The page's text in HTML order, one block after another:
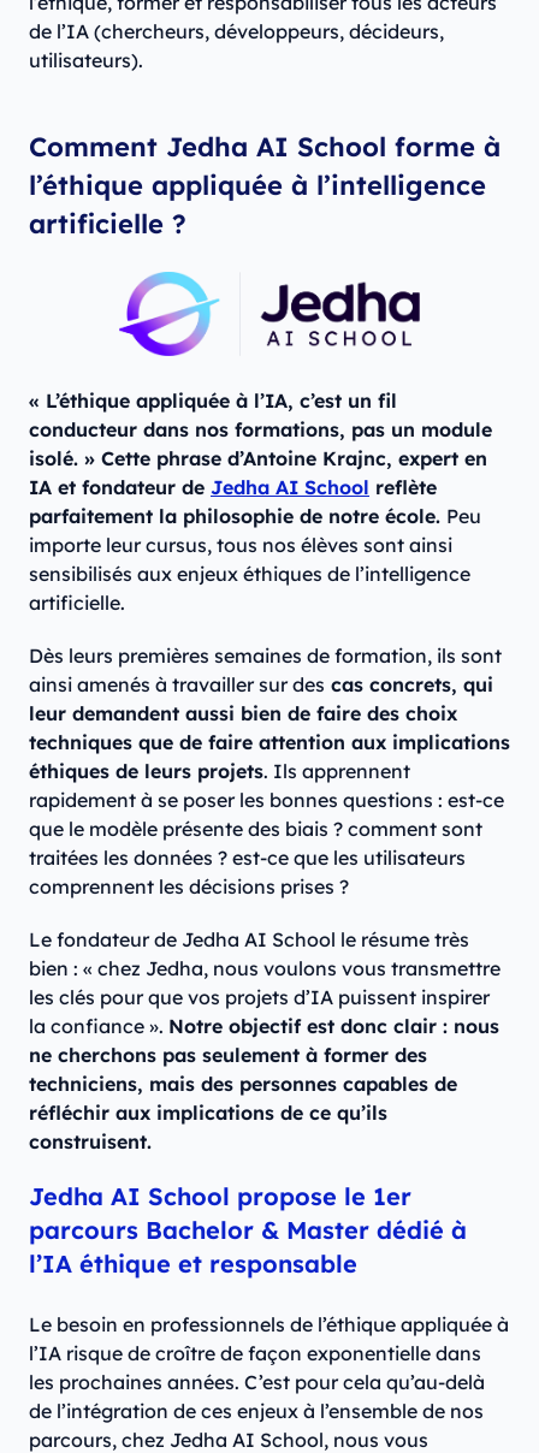
de l’IA (chercheurs, développeurs, décideurs,
utilisateurs).
Comment Jedha AI School forme à
l’éthique appliquée à l’intelligence
artificielle ?
« L’éthique appliquée à l’IA, c’est un fil
conducteur dans nos formations, pas un module
isolé. » Cette phrase d’Antoine Krajnc, expert en
IA et fondateur de Jedha AI School reflète
parfaitement la philosophie de notre école. Peu
importe leur cursus, tous nos élèves sont ainsi
sensibilisés aux enjeux éthiques de l’intelligence
artificielle.
Dès leurs premières semaines de formation, ils sont
ainsi amenés à travailler sur des cas concrets, qui
leur demandent aussi bien de faire des choix
techniques que de faire attention aux implications
éthiques de leurs projets. Ils apprennent
rapidement à se poser les bonnes questions : est-ce
que le modèle présente des biais ? comment sont
traitées les données ? est-ce que les utilisateurs
comprennent les décisions prises ?
Le fondateur de Jedha AI School le résume très
bien : « chez Jedha, nous voulons vous transmettre
les clés pour que vos projets d’IA puissent inspirer
la confiance ». Notre objectif est donc clair : nous
ne cherchons pas seulement à former des
techniciens, mais des personnes capables de
réfléchir aux implications de ce qu’ils
construisent.
Jedha AI School propose le 1er
parcours Bachelor & Master dédié à
l’IA éthique et responsable
Le besoin en professionnels de l’éthique appliquée à
l’IA risque de croître de façon exponentielle dans
les prochaines années. C’est pour cela qu’au-delà
de l’intégration de ces enjeux à l’ensemble de nos
parcours, chez Jedha AI School, nous vous